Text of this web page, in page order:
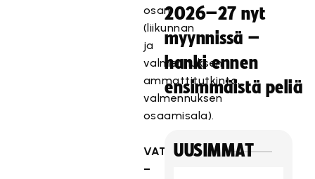
osan
(liikunnan
ja
valmennuksen
ammattitutkinto,
valmennuksen
osaamisala).
VAT
–
2026–27 nyt
myynnissä –
hanki ennen
ensimmäistä peliä
UUSIMMAT